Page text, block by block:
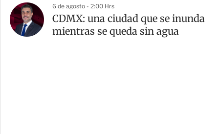
6 de agosto - 2:00 Hrs
CDMX: una ciudad que se inunda
mientras se queda sin agua